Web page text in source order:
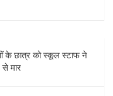
के छात्र को स्कूल स्टाफ ने
मार